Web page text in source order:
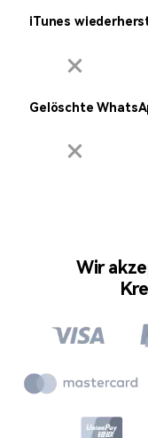
iTunes
Gelöschte
Wir